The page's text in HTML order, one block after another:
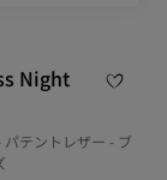
Night
パテントレザー - ブ